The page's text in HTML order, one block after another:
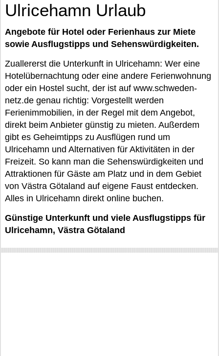
Ulricehamn Urlaub
Angebote für Hotel oder Ferienhaus zur Miete
sowie Ausflugstipps und Sehenswürdigkeiten.
Zuallererst die Unterkunft in Ulricehamn: Wer eine
Hotelübernachtung oder eine andere Ferienwohnung
oder ein Hostel sucht, der ist auf www.schweden-
netz.de genau richtig: Vorgestellt werden
Ferienimmobilien, in der Regel mit dem Angebot,
direkt beim Anbieter günstig zu mieten. Außerdem
gibt es Geheimtipps zu Ausflügen rund um
Ulricehamn und Alternativen für Aktivitäten in der
Freizeit. So kann man die Sehenswürdigkeiten und
Attraktionen für Gäste am Platz und in dem Gebiet
von Västra Götaland auf eigene Faust entdecken.
Alles in Ulricehamn direkt online buchen.
Günstige Unterkunft und viele Ausflugstipps für
Ulricehamn, Västra Götaland